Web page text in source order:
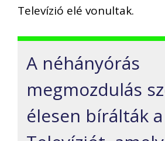
Televízió elé vonultak.
A néhányórás
megmozdulás
élesen bírálták